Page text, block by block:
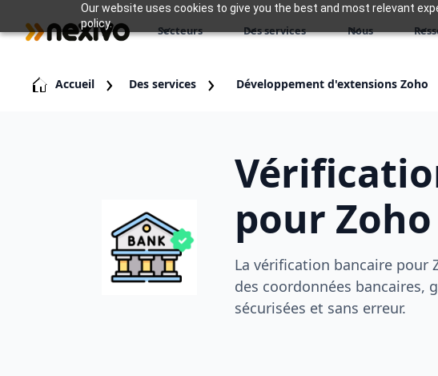
Our website uses cookies to give you the best and most relevant
policy.
Secteurs Des services Nous
Accueil Des services Développement d'extensions Zoho
pour Zoho
La vérification bancaire pour
des coordonnées bancaires,
sécurisées et sans erreur.